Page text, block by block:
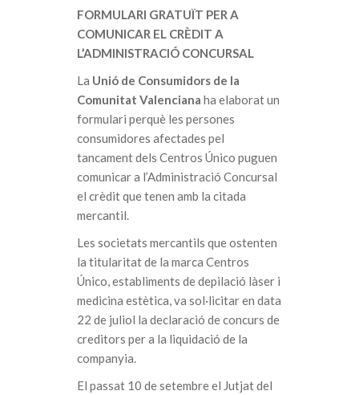
FORMULARI GRATUÏT PER A
COMUNICAR EL CRÈDIT A
L’ADMINISTRACIÓ CONCURSAL
La Unió de Consumidors de la
Comunitat Valenciana ha elaborat un
formulari perquè les persones
consumidores afectades pel
tancament dels Centros Único puguen
comunicar a l’Administració Concursal
el crèdit que tenen amb la citada
mercantil.
Les societats mercantils que ostenten
la titularitat de la marca Centros
Único, establiments de depilació làser i
medicina estètica, va sol·licitar en data
22 de juliol la declaració de concurs de
creditors per a la liquidació de la
companyia.
El passat 10 de setembre el Jutjat del